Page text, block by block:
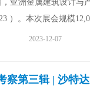
，亚洲金属建筑设计
）。本次展会规模
2023-12-07
察第三辑 | 沙特